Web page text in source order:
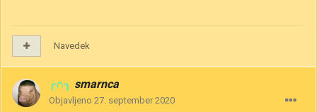
Navedek
╭∩╮ smarnca
Objavljeno 27. september 2020